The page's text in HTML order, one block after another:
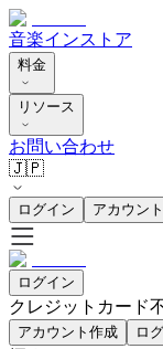
音楽インストア
料金
リソース
お問い合わせ
🇯🇵
ログイン アカウン
ログイン
クレジットカード
アカウント作成 ロ